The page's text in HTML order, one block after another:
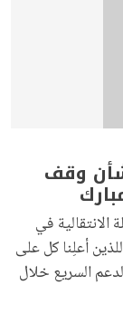
وقف
الانتقالية في
أعلِنا كل على
السريع خلال